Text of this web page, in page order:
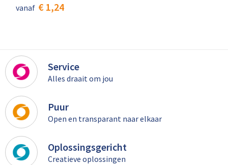
vanaf € 1,24
Service
Alles draait om jou
Puur
Open en transparant naar elkaar
Oplossingsgericht
Creatieve oplossingen